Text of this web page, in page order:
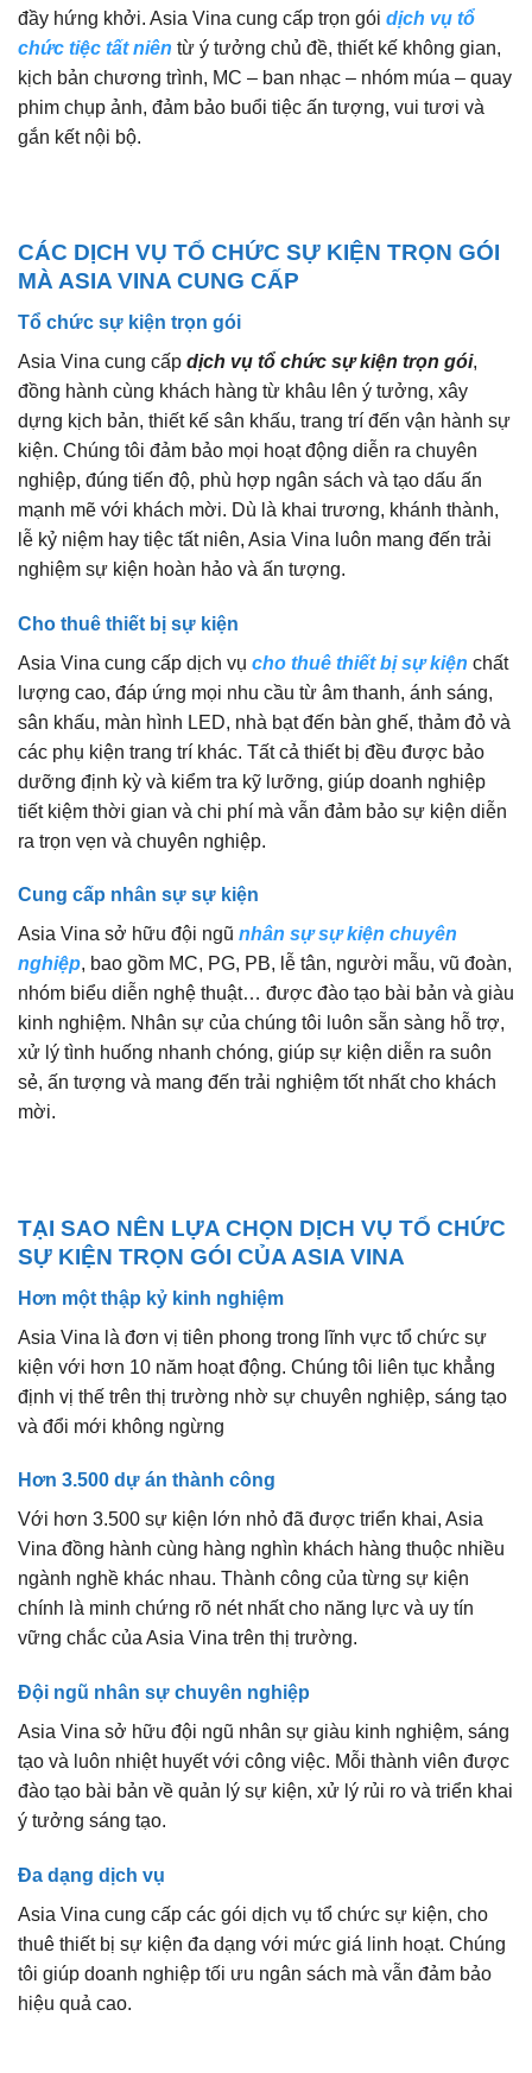
đầy hứng khởi. Asia Vina cung cấp trọn gói dịch vụ tổ
chức tiệc tất niên từ ý tưởng chủ đề, thiết kế không gian,
kịch bản chương trình, MC – ban nhạc – nhóm múa – quay
phim chụp ảnh, đảm bảo buổi tiệc ấn tượng, vui tươi và
gắn kết nội bộ.
CÁC DỊCH VỤ TỔ CHỨC SỰ KIỆN TRỌN GÓI
MÀ ASIA VINA CUNG CẤP
Tổ chức sự kiện trọn gói
Asia Vina cung cấp dịch vụ tổ chức sự kiện trọn gói,
đồng hành cùng khách hàng từ khâu lên ý tưởng, xây
dựng kịch bản, thiết kế sân khấu, trang trí đến vận hành sự
kiện. Chúng tôi đảm bảo mọi hoạt động diễn ra chuyên
nghiệp, đúng tiến độ, phù hợp ngân sách và tạo dấu ấn
mạnh mẽ với khách mời. Dù là khai trương, khánh thành,
lễ kỷ niệm hay tiệc tất niên, Asia Vina luôn mang đến trải
nghiệm sự kiện hoàn hảo và ấn tượng.
Cho thuê thiết bị sự kiện
Asia Vina cung cấp dịch vụ cho thuê thiết bị sự kiện chất
lượng cao, đáp ứng mọi nhu cầu từ âm thanh, ánh sáng,
sân khấu, màn hình LED, nhà bạt đến bàn ghế, thảm đỏ và
các phụ kiện trang trí khác. Tất cả thiết bị đều được bảo
dưỡng định kỳ và kiểm tra kỹ lưỡng, giúp doanh nghiệp
tiết kiệm thời gian và chi phí mà vẫn đảm bảo sự kiện diễn
ra trọn vẹn và chuyên nghiệp.
Cung cấp nhân sự sự kiện
Asia Vina sở hữu đội ngũ nhân sự sự kiện chuyên
nghiệp, bao gồm MC, PG, PB, lễ tân, người mẫu, vũ đoàn,
nhóm biểu diễn nghệ thuật… được đào tạo bài bản và giàu
kinh nghiệm. Nhân sự của chúng tôi luôn sẵn sàng hỗ trợ,
xử lý tình huống nhanh chóng, giúp sự kiện diễn ra suôn
sẻ, ấn tượng và mang đến trải nghiệm tốt nhất cho khách
mời.
TẠI SAO NÊN LỰA CHỌN DỊCH VỤ TỔ CHỨC
SỰ KIỆN TRỌN GÓI CỦA ASIA VINA
Hơn một thập kỷ kinh nghiệm
Asia Vina là đơn vị tiên phong trong lĩnh vực tổ chức sự
kiện với hơn 10 năm hoạt động. Chúng tôi liên tục khẳng
định vị thế trên thị trường nhờ sự chuyên nghiệp, sáng tạo
và đổi mới không ngừng
Hơn 3.500 dự án thành công
Với hơn 3.500 sự kiện lớn nhỏ đã được triển khai, Asia
Vina đồng hành cùng hàng nghìn khách hàng thuộc nhiều
ngành nghề khác nhau. Thành công của từng sự kiện
chính là minh chứng rõ nét nhất cho năng lực và uy tín
vững chắc của Asia Vina trên thị trường.
Đội ngũ nhân sự chuyên nghiệp
Asia Vina sở hữu đội ngũ nhân sự giàu kinh nghiệm, sáng
tạo và luôn nhiệt huyết với công việc. Mỗi thành viên được
đào tạo bài bản về quản lý sự kiện, xử lý rủi ro và triển khai
ý tưởng sáng tạo.
Đa dạng dịch vụ
Asia Vina cung cấp các gói dịch vụ tổ chức sự kiện, cho
thuê thiết bị sự kiện đa dạng với mức giá linh hoạt. Chúng
tôi giúp doanh nghiệp tối ưu ngân sách mà vẫn đảm bảo
hiệu quả cao.